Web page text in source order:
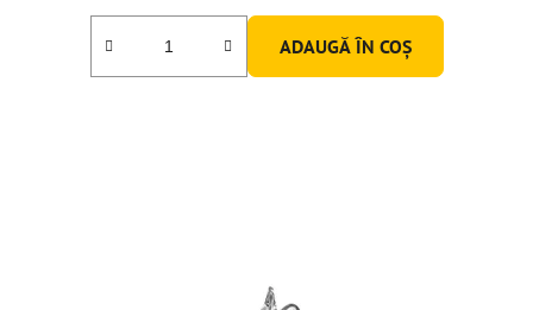
ADAUGĂ ÎN COŞ